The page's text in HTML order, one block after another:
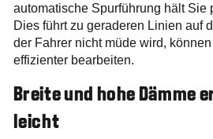
automatische Spurführung hält Sie
Dies führt zu geraderen Linien auf
der Fahrer nicht müde wird,
effizienter bearbeiten.
Breite und hohe Dämme
leicht